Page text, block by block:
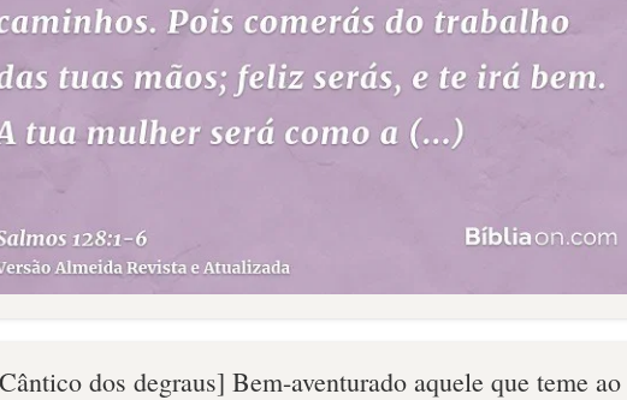
dos degraus] Bem-aventurado aquele que teme ao